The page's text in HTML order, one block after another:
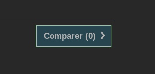
Comparer (0)